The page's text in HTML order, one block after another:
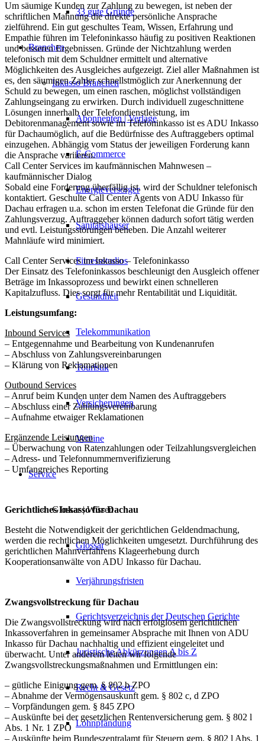
33 gute Gründe
Branchen
Inkasso Branchen
Abonnenten | Verlage
E-Commerce
Energieversorger
Sanitätshäuser
Fitnessstudios
Gesundheit
Telekommunikation
Touristik
Versicherungen
Vereine
Service
Glossar | Wissen
Glossar
Verjährungsfristen
Gerichtsverzeichnis der Deutschen Gerichte
Juristische Abkürzungen A bis Z
Recht & Gesetz
Lohnpfändung
Um säumige Kunden zur Zahlung zu bewegen, ist neben der
schriftlichen Mahnung die direkte persönliche Ansprache
zielführend. Ein gut geschultes Team, Wissen, Erfahrung und
Empathie führen im Telefoninkasso häufig zu positiven Reaktionen
und besseren Ergebnissen. Gründe der Nichtzahlung werden
telefonisch mit dem Schuldner ermittelt und alternative
Möglichkeiten des Ausgleiches aufgezeigt. Ziel aller Maßnahmen ist
es, den säumigen Zahler schnellstmöglich zur Anerkennung der
Schuld zu bewegen, um einen raschen, möglichst vollständigen
Zahlungseingang zu erwirken. Durch individuell zugeschnittene
Lösungen innerhalb der Telefondienstleistung, im
Debitorenmanagement sowie im Telefoninkasso ist es ADU Inkasso
für Dachaumöglich, auf die Bedürfnisse des Auftraggebers optimal
einzugehen. Abhängig vom Status der jeweiligen Forderung kann
die Ansprache variieren.
Call Center Services im kaufmännischen Mahnwesen –
kaufmännischer Dialog
Sobald eine Forderung überfällig ist, wird der Schuldner telefonisch
kontaktiert. Geschulte Call Center Agents von ADU Inkasso für
Dachau erfragen u.a. schon im ersten Telefonat die Gründe für den
Zahlungsverzug. Auftraggeber können dadurch sofort tätig werden
und evtl. Leistungsstörungen beheben. Die Anzahl weiterer
Mahnläufe wird minimiert.
Call Center Services im Inkasso – Telefoninkasso
Der Einsatz des Telefoninkassos beschleunigt den Ausgleich offener
Beträge im Inkassoprozess und bewirkt einen schnelleren
Kapitalzufluss. Dies sorgt für mehr Rentabilität und Liquidität.
Leistungsumfang:
Inbound Services
– Entgegennahme und Bearbeitung von Kundenanrufen
– Abschluss von Zahlungsvereinbarungen
– Klärung von Reklamationen
Outbound Services
– Anruf beim Kunden unter dem Namen des Auftraggebers
– Abschluss einer Zahlungsvereinbarung
– Aufnahme etwaiger Reklamationen
Ergänzende Leistungen
– Überwachung von Ratenzahlungen oder Teilzahlungsvergleichen
– Adress- und Telefonnummernverifizierung
– Umfangreiches Reporting
Gerichtliches Inkasso für Dachau
Besteht die Notwendigkeit der gerichtlichen Geldendmachung,
werden die rechtlichen Möglichkeiten umgesetzt. Durchführung des
gerichtlichen Mahnverfahrens Klageerhebung durch
Kooperationsanwälte von ADU Inkasso für Dachau.
Zwangsvollstreckung für Dachau
Die Zwangsvollstreckung wird nach erfolglosem gerichtlichen
Inkassoverfahren in gemeinsamer Absprache mit Ihnen von ADU
Inkasso für Dachau nachhaltig und effizient eingeleitet und
überwacht. Unter anderem leiten wir folgende
Zwangsvollstreckungsmaßnahmen und Ermittlungen ein:
– gütliche Einigung gem. § 802 b ZPO
– Abnahme der Vermögensauskunft gem. § 802 c, d ZPO
– Vorpfändungen gem. § 845 ZPO
– Auskünfte bei der gesetzlichen Rentenversicherung gem. § 802 l
Abs. 1 Nr. 1 ZPO
– Auskünfte beim Bundeszentralamt für Steuern gem. § 802 l Abs. 1